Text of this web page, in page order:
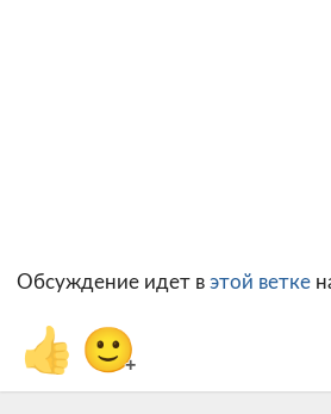
Обсуждение идет в этой ветке
👍 🙂+